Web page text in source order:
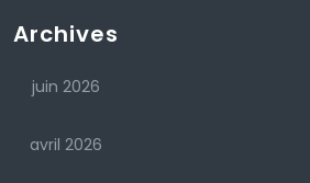
Archives
juin 2026
avril 2026